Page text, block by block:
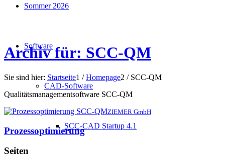
Sommer 2026
Software
CAD-Software
SCC-CAD Startup 4.1
Archiv für: SCC-QM
Sie sind hier: Startseite1 / Homepage2 / SCC-QM
Qualitätsmanagementsoftware SCC-QM
ZIEMER GmbH
Prozessoptimierung
Seiten